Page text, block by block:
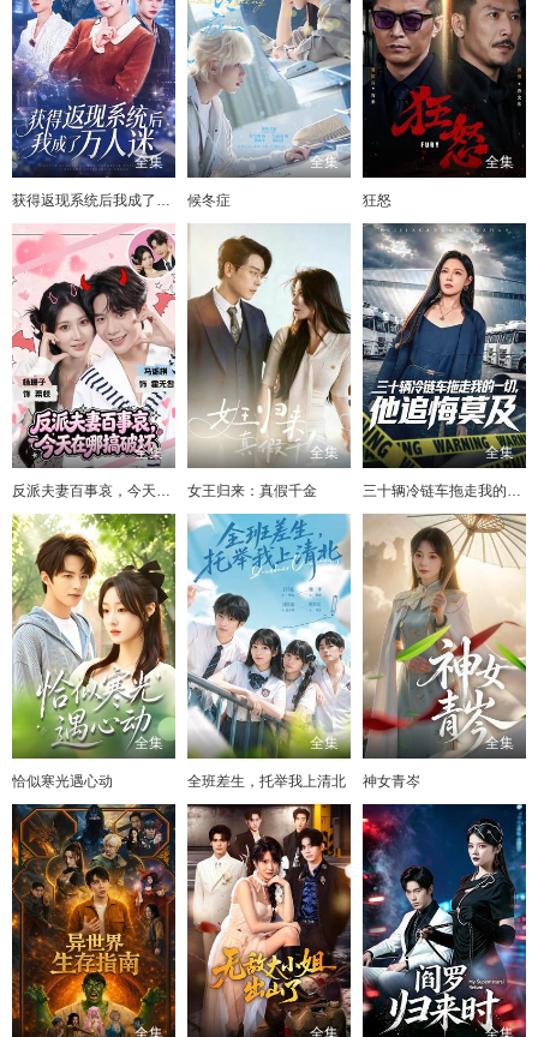
全集
获得返现系统后我成了万人迷
全集
候冬症
全集
狂怒
全集
反派夫妻百事哀，今天在哪搞破坏
全集
女王归来：真假千金
全集
三十辆冷链车拖走我的一切，他追悔莫及
全集
恰似寒光遇心动
全集
全班差生，托举我上清北
全集
神女青岑
全集 全集 全集